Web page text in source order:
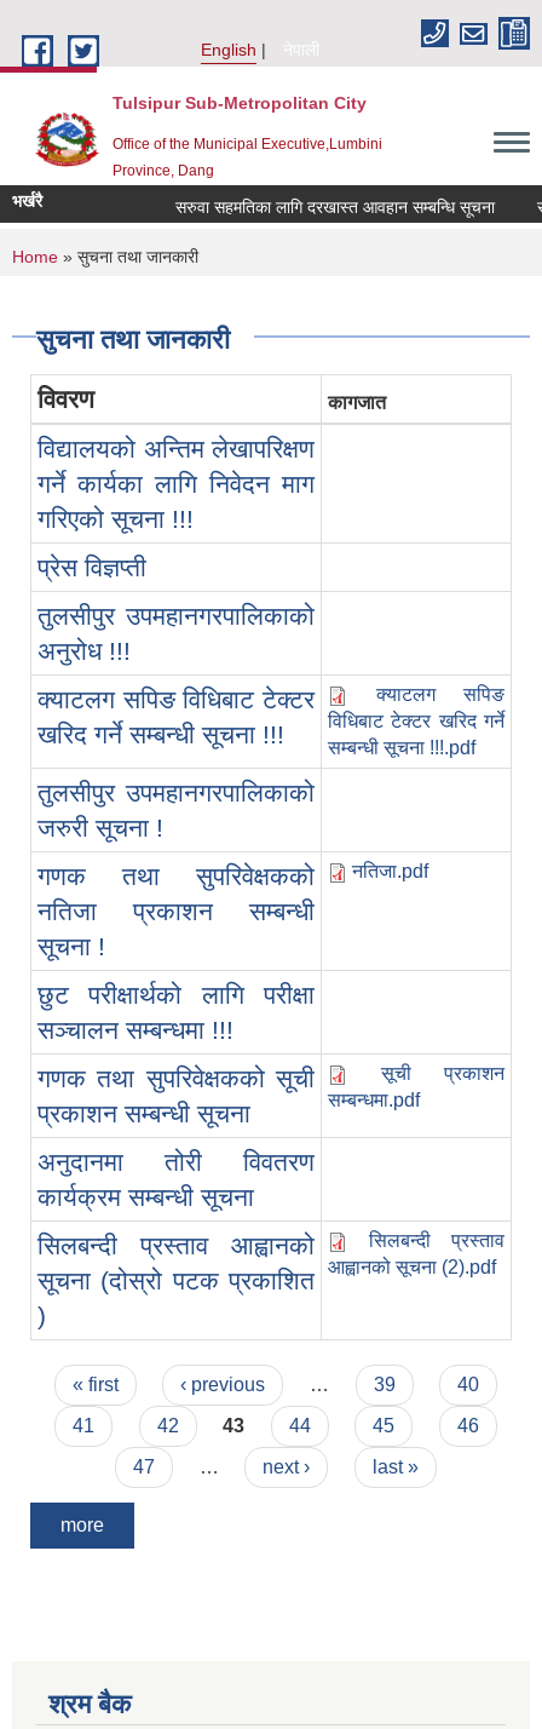
English
नेपाली
Tulsipur Sub-Metropolitan City
Office of the Municipal Executive,Lumbini
Province, Dang
भर्खरै सरुवा सहमतिका लागि दरखास्त आवहान सम्बन्धि सूचना
You are here
Home » सुचना तथा जानकारी
सुचना तथा जानकारी
विवरण कागजात
विद्यालयको अन्तिम लेखापरिक्षण
गर्ने कार्यका लागि निवेदन माग
गरिएको सूचना !!!
प्रेस विज्ञप्ती
तुलसीपुर उपमहानगरपालिकाको
अनुरोध !!!
क्याटलग सपिङ विधिबाट टेक्टर
खरिद गर्ने सम्बन्धी सूचना !!!
क्याटलग सपिङ
विधिबाट टेक्टर खरिद गर्ने
सम्बन्धी सूचना !!!.pdf
तुलसीपुर उपमहानगरपालिकाको
जरुरी सूचना !
गणक तथा सुपरिवेक्षकको
नतिजा प्रकाशन सम्बन्धी
सूचना !
नतिजा.pdf
छुट परीक्षार्थको लागि परीक्षा
सञ्चालन सम्बन्धमा !!!
गणक तथा सुपरिवेक्षकको सूची
प्रकाशन सम्बन्धी सूचना
सूची प्रकाशन
सम्बन्धमा.pdf
अनुदानमा तोरी विवतरण
कार्यक्रम सम्बन्धी सूचना
सिलबन्दी प्रस्ताव आह्वानको
सूचना (दोस्रो पटक प्रकाशित
)
सिलबन्दी प्रस्ताव
आह्वानको सूचना (2).pdf
Pages
« first ‹ previous … 39
40
41
42 43 44 45
46
47
… next › last »
more
श्रम बैक